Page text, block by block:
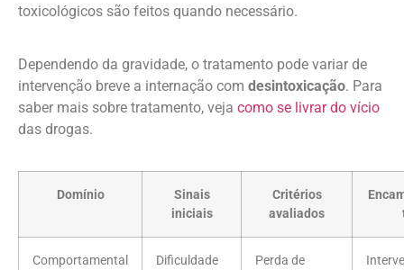
toxicológicos são feitos quando necessário.
Dependendo da gravidade, o tratamento pode variar de
intervenção breve a internação com desintoxicação. Para
saber mais sobre tratamento, veja como se livrar do vício
das drogas.
Domínio
Sinais
iniciais
Critérios
avaliados
Comportamental
Dificuldade
Perda de